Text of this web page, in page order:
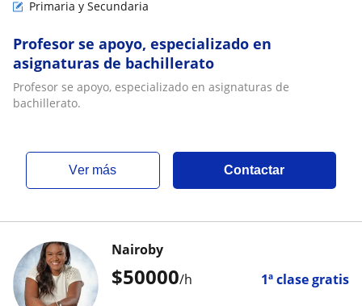
Primaria y Secundaria
Profesor se apoyo, especializado en
asignaturas de bachillerato
Profesor se apoyo, especializado en asignaturas de
bachillerato.
ver más Contactar
$50000/h 1ª clase gratis
Nairoby